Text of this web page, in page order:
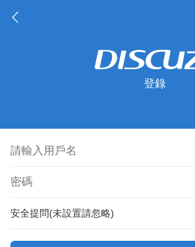
登錄
安全提問(未設置請忽略)